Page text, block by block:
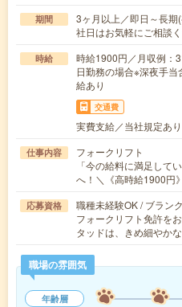
期間
3ヶ月以上／即日～長
社日はお気軽にご相談く
時給
時給1900円／月収例：
日勤務の場合※深夜手
給あり
交通費
実費支給／当社規定あり
仕事内容
フォークリフト
「今の給料に満足して
へ！＼《高時給1900円
応募資格
職種未経験OK / ブラン
フォークリフト免許を
タッドは、きめ細やか
職場の雰囲気
年齢層